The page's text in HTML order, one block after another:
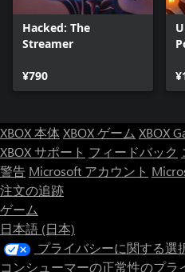
Hacked: The
Streamer
¥790
XBOX 本体XBOX ゲーム XBOX
XBOX サポート フィードバック
警告 Microsoft アカウント
注文の追跡
ゲーム
日本語 (日本)
プライバシーに関する選
コンシューマーの正常性のプラ